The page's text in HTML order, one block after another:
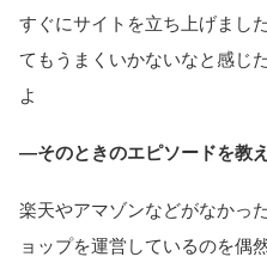
すぐにサイトを立ち上げまし
てもうまくいかないなと感じ
よ
―そのときのエピソードを教
楽天やアマゾンなどがなかっ
ョップを運営しているのを偶